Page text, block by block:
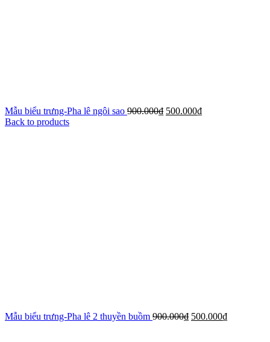
Mẫu biểu trưng-Pha lê ngôi sao 900.000₫ 500.000₫
Back to products
Mẫu biểu trưng-Pha lê 2 thuyền buồm 900.000₫ 500.000₫